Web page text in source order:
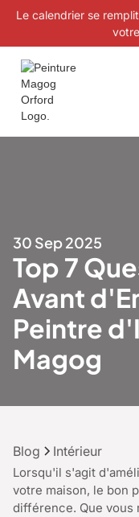
Le calendrier se
30 Sep 2025
Top 7
Avant
Peintre
Magog
Blog Intérieur
Lorsqu'il s'agit
votre maison, le bon
différence. Que vous